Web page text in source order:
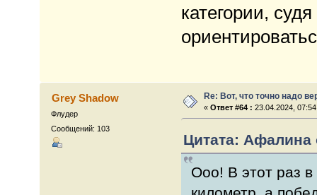
категории,
Grey Shadow
Флудер
Сообщений: 103
Re: Вот, что точно надо
«Ответ #64 : 23.04.2024,
Цитата: Афалина
Ооо! В этот раз в